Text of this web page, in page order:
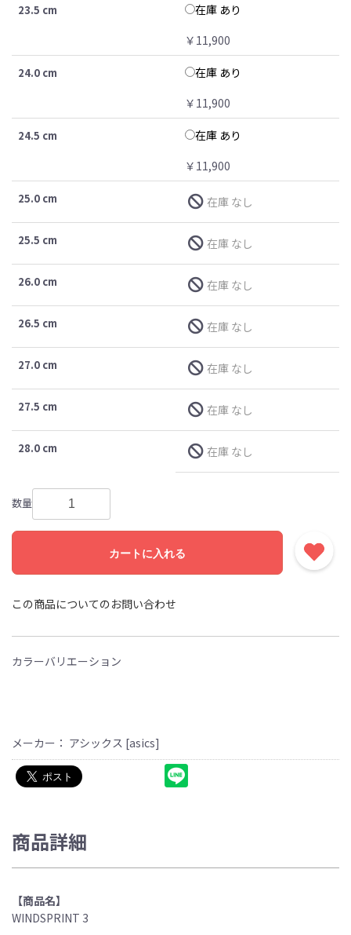
23.5 cm
在庫 あり
￥11,900
24.0 cm
在庫 あり
￥11,900
24.5 cm
在庫 あり
￥11,900
25.0 cm 在庫 なし
25.5 cm 在庫 なし
26.0 cm 在庫 なし
26.5 cm 在庫 なし
27.0 cm 在庫 なし
27.5 cm 在庫 なし
28.0 cm 在庫 なし
数量
カートに入れる
この商品についてのお問い合わせ
カラーバリエーション
メーカー： アシックス [asics]
商品詳細
【商品名】
WINDSPRINT 3